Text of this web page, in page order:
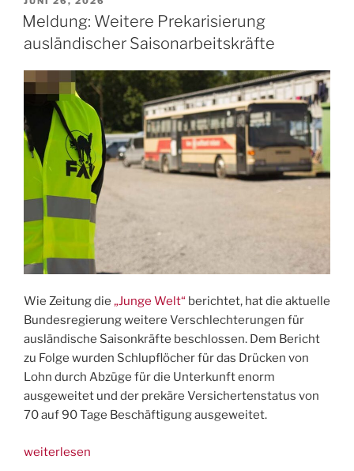
AM
Meldung: Weitere Prekarisierung
ausländischer Saisonarbeitskräfte
Wie Zeitung die „Junge Welt“ berichtet, hat die aktuelle
Bundesregierung weitere Verschlechterungen für
ausländische Saisonkräfte beschlossen. Dem Bericht
zu Folge wurden Schlupflöcher für das Drücken von
Lohn durch Abzüge für die Unterkunft enorm
ausgeweitet und der prekäre Versichertenstatus von
70 auf 90 Tage Beschäftigung ausgeweitet.
„Meldung:
weiterlesen